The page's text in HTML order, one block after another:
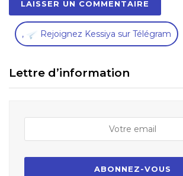
, Rejoignez Kessiya sur Télégram
Lettre d’information